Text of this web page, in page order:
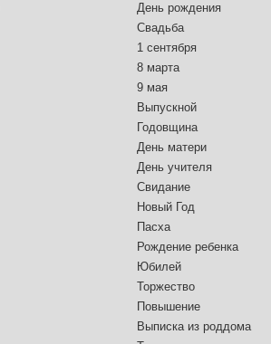
День рождения
Свадьба
1 сентября
8 марта
9 мая
Выпускной
Годовщина
День матери
День учителя
Свидание
Новый Год
Пасха
Рождение ребенка
Юбилей
Торжество
Повышение
Выписка из роддома